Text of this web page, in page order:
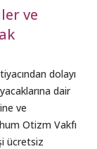
ve
dolayı
dair
ve
Otizm Vakfı
ücretsiz